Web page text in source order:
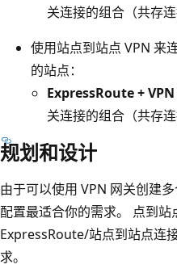
关连接的组合（共存连
使用站点到站点 VPN 来
的站点：
ExpressRoute + VPN
关连接的组合（共存连
规划和设计
由于可以使用 VPN 网关创建
配置最适合你的需求。 点到
ExpressRoute/站点到站点连
求。